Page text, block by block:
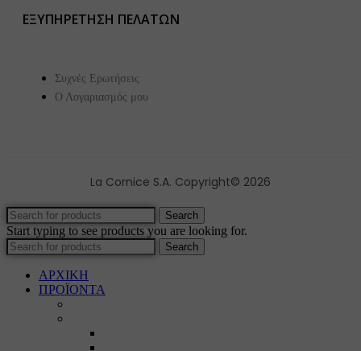
ΕΞΥΠΗΡΕΤΗΣΗ ΠΕΛΑΤΩΝ
Συχνές Ερωτήσεις
Ο Λογαριασμός μου
La Cornice S.A. Copyright© 2026
Search
Start typing to see products you are looking for.
Search
ΑΡΧΙΚΗ
ΠΡΟΪΟΝΤΑ